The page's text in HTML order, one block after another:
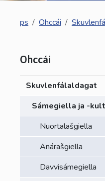
ps Ohccái
Ohccái
Skuvlenfálaldagat
Sámegiella ja -
Nuortalašgiella
Anárašgiella
Davvisámegiella